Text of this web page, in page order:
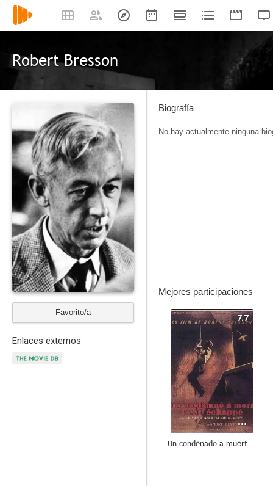
Robert Bresson
Favorito/a
Enlaces externos
Biografía
No hay actualmente ninguna
Mejores participaciones
7.7
Un condenado a muerte se ha escapado